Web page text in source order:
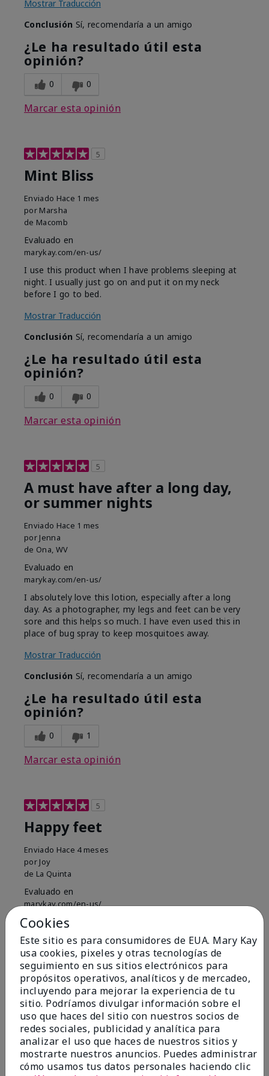
Mostrar Traducción
Conclusión Sí, recomendaría a un amigo
¿Le ha resultado útil esta
opinión?
0 0
Marcar esta opinión
5
Mint Bliss
Enviado Hace 1 mes
por Marsha
de Macomb
Evaluado en
marykay.com/en-us/
I use this product when I have problems sleeping at
night. I usually just go on and put it on my neck
before I go to bed.
Mostrar Traducción
Conclusión Sí, recomendaría a un amigo
¿Le ha resultado útil esta
opinión?
0 0
Marcar esta opinión
5
A must have after a long day,
or summer nights
Enviado Hace 1 mes
por Jenna
de Ona, WV
Evaluado en
marykay.com/en-us/
I absolutely love this lotion, especially after a long
day. As a photographer, my legs and feet can be very
sore and this helps so much. I have even used this in
place of bug spray to keep mosquitoes away.
Mostrar Traducción
Conclusión Sí, recomendaría a un amigo
¿Le ha resultado útil esta
opinión?
0 1
Marcar esta opinión
5
Happy feet
Enviado Hace 4 meses
por Joy
de La Quinta
Evaluado en
marykay.com/en-us/
This cream is a must have for your feet and heels
flip flops.
Mostrar Traducción
Conclusión Sí, recomendaría a un amigo
¿Le ha resultado útil esta
opinión?
3 0
Marcar esta opinión
Cookies
Este sitio es para consumidores de EUA. Mary Kay
usa cookies, pixeles y otras tecnologías de
seguimiento en sus sitios electrónicos para
propósitos operativos, analíticos y de mercadeo,
incluyendo para mejorar la experiencia de tu
sitio. Podríamos divulgar información sobre el
uso que haces del sitio con nuestros socios de
redes sociales, publicidad y analítica para
analizar el uso que haces de nuestros sitios y
mostrarte nuestros anuncios. Puedes administrar
cómo usamos tus datos personales haciendo clic